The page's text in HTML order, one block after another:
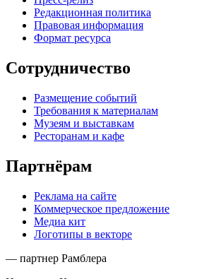
Редакционная политика
Правовая информация
Формат ресурса
Сотрудничество
Размещение событий
Требования к материалам
Музеям и выставкам
Ресторанам и кафе
Партнёрам
Реклама на сайте
Коммерческое предложение
Медиа кит
Логотипы в векторе
— партнер Рамблера